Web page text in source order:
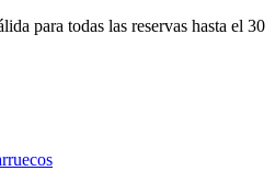
para todas las reservas hasta el 30